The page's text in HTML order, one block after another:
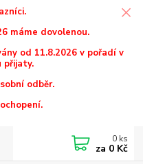
máme dovolenou.
od 11.8.2026 v pořadí v
přijaty.
odběr.
0 ks
za 0 Kč